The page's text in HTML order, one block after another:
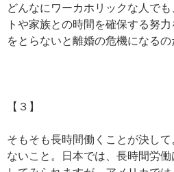
どんなにワーカホリックな人で
トや家族との時間を確保する努
をとらないと離婚の危機になるの
【３】
そもそも長時間働くことが決し
ないこと。日本では、長時間労